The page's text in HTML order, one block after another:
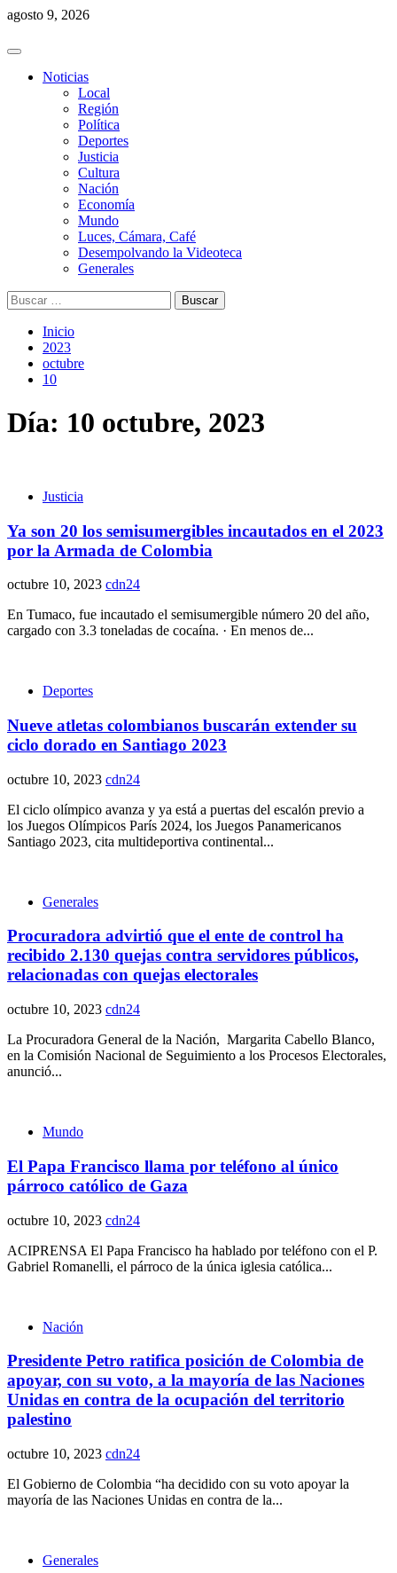
Saltar
contenido
agosto 9, 2026
Menú
principalNoticias
Local
Región
Política
Deportes
Justicia
Cultura
Nación
Economía
Mundo
Luces, Cámara, Café
Desempolvando la Videoteca
Generales
Buscar:
Inicio
2023
octubre
10
Día: 10 octubre, 2023
Justicia
Ya son 20 los semisumergibles incautados en el 2023
por la Armada de Colombia
octubre 10, 2023 cdn24
En Tumaco, fue incautado el semisumergible número 20 del año,
cargado con 3.3 toneladas de cocaína. · En menos de...
Deportes
Nueve atletas colombianos buscarán extender su
ciclo dorado en Santiago 2023
octubre 10, 2023 cdn24
El ciclo olímpico avanza y ya está a puertas del escalón previo a
los Juegos Olímpicos París 2024, los Juegos Panamericanos
Santiago 2023, cita multideportiva continental...
Generales
Procuradora advirtió que el ente de control ha
recibido 2.130 quejas contra servidores públicos,
relacionadas con quejas electorales
octubre 10, 2023 cdn24
La Procuradora General de la Nación, Margarita Cabello Blanco,
en la Comisión Nacional de Seguimiento a los Procesos Electorales,
anunció...
Mundo
El Papa Francisco llama por teléfono al único
párroco católico de Gaza
octubre 10, 2023 cdn24
ACIPRENSA El Papa Francisco ha hablado por teléfono con el P.
Gabriel Romanelli, el párroco de la única iglesia católica...
Nación
Presidente Petro ratifica posición de Colombia de
apoyar, con su voto, a la mayoría de las Naciones
Unidas en contra de la ocupación del territorio
palestino
octubre 10, 2023 cdn24
El Gobierno de Colombia “ha decidido con su voto apoyar la
mayoría de las Naciones Unidas en contra de la...
Generales